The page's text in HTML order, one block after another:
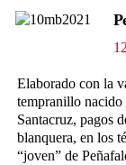
Elaborado con la
tempranillo nacido
Santacruz, pagos
blanquera, en los
“joven” de